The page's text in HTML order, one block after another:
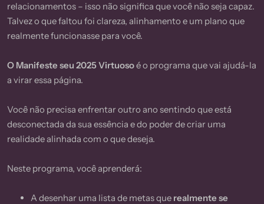
relacionamentos – isso não significa que você não seja capaz.
Talvez o que faltou foi clareza, alinhamento e um plano que
realmente funcionasse para você.
O Manifeste seu 2025 Virtuosoé o programa que vai ajudá-la
a virar essa página.
Você não precisa enfrentar outro ano sentindo que está
desconectada da sua essência e do poder de criar uma
realidade alinhada com o que deseja.
Neste programa, você aprenderá:
A desenhar uma lista de metas que realmente se